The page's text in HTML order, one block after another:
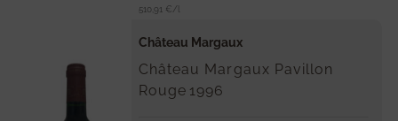
Stückpreis
510,91 € /
Château Margaux
Château Margaux Pavillon
Rouge 1996